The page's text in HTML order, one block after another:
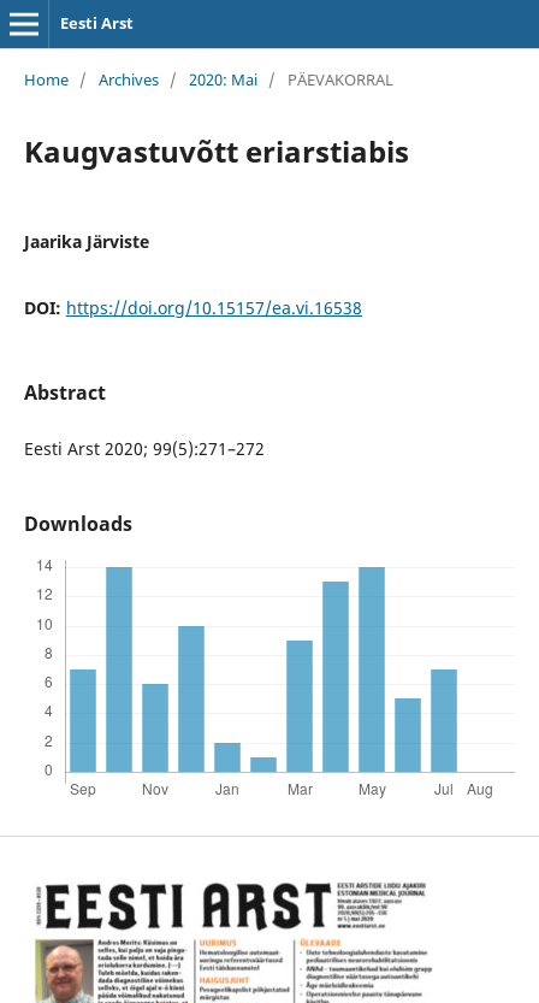
Eesti Arst
Home / Archives / 2020: Mai / PÄEVAKORRAL
Kaugvastuvõtt eriarstiabis
Jaarika Järviste
DOI: https://doi.org/10.15157/ea.vi.16538
Abstract
Eesti Arst 2020; 99(5):271–272
Downloads